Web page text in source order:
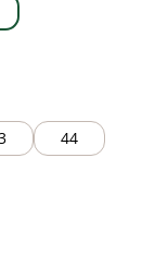
44
oder